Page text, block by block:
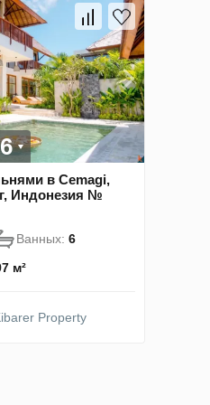
в Cemagi,
Индонезия №
Ванных: 6
м²
Property